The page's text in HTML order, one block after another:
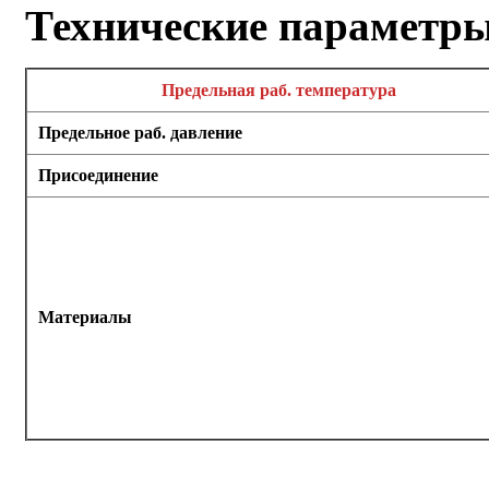
Технические
Предельная раб. температура
Предельное раб. давление
Присоединение
Материалы